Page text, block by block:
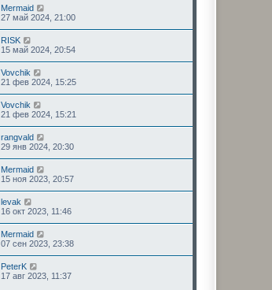
Mermaid
27 май 2024, 21:00
RISK
15 май 2024, 20:54
Vovchik
21 фев 2024, 15:25
Vovchik
21 фев 2024, 15:21
rangvald
29 янв 2024, 20:30
Mermaid
15 ноя 2023, 20:57
levak
16 окт 2023, 11:46
Mermaid
07 сен 2023, 23:38
PeterK
17 авг 2023, 11:37